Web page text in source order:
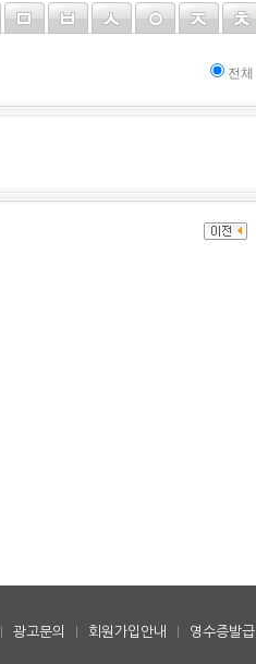
전체
광고문의 회원가입안내 영수증발급